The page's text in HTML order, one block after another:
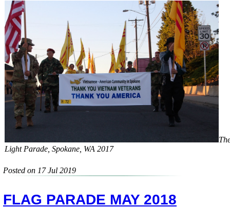
Light Parade, Spokane, WA 2017
Posted on 17 Jul 2019
FLAG PARADE MAY 2018